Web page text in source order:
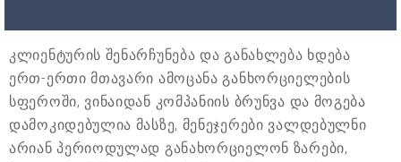
კლიენტურის შენარჩუნება და განახლება ხდება
ერთ-ერთი მთავარი ამოცანა განხორციელების
სფეროში, ვინაიდან კომპანიის ბრუნვა და მოგება
დამოკიდებულია მასზე, მენეჯერები ვალდებულნი
არიან პერიოდულად განახორციელონ ზარები,